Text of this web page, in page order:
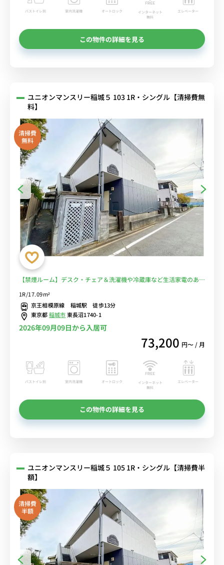
バストイレ別 室内洗濯機 オートロック
インターネット
無料
エレベーター
この物件の詳細を見る
ユニオンマンスリー稲城５ 103 1R・シングル【清掃費無
料】
清掃費
無料
【禁煙ルーム】デスク・チェア＆洗濯機や冷蔵庫など生活家電のある
トアクセスも♪稲城駅前から駒沢女子大学へバス通学■選べるWi-Fi
格安レンタル中！
1R/17.09m²
京王相模原線 稲城駅 徒歩13分
東京都稲城市東長沼1740-1
2026年09月09日から入居可
73,200 円〜 / 月
バストイレ別 室内洗濯機 オートロック
インターネット
無料
エレベーター
この物件の詳細を見る
ユニオンマンスリー稲城５ 105 1R・シングル【清掃費半
額】
清掃費
半額